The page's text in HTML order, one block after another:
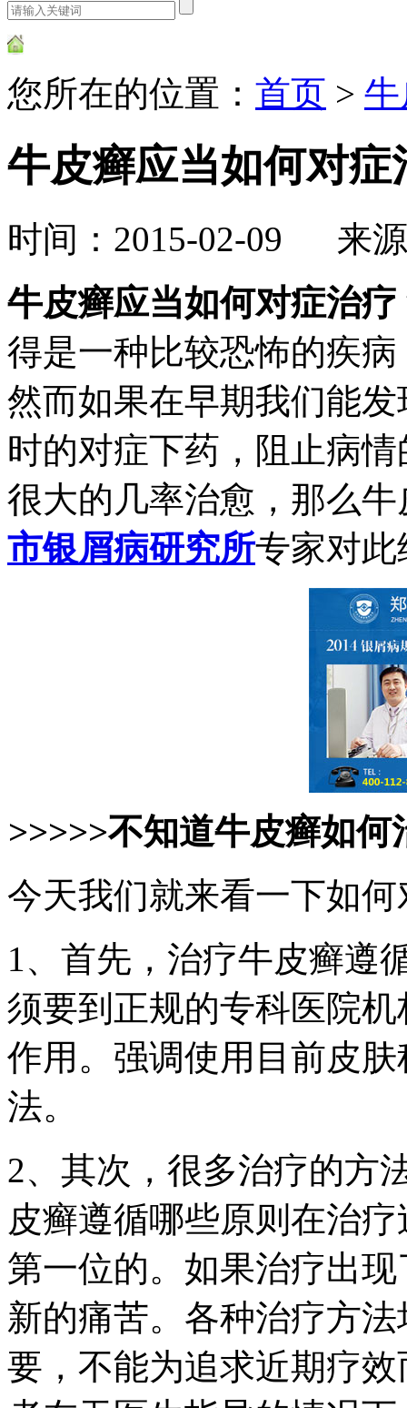
您所在的位置： 首页 >
牛皮癣应当如何对症
时间：2015-02-09 来
牛皮癣应当如何对症治疗
得是一种比较恐怖的疾
然而如果在早期我们能
时的对症下药，阻止病
很大的几率治愈，那么
市银屑病研究所专家对
>>>>>不知道牛皮癣如
今天我们就来看一下如何
1、首先，治疗牛皮癣遵
须要到正规的专科医院
作用。强调使用目前皮
法。
2、其次，很多治疗的方
皮癣遵循哪些原则在治
第一位的。如果治疗出
新的痛苦。各种治疗方
要，不能为追求近期疗